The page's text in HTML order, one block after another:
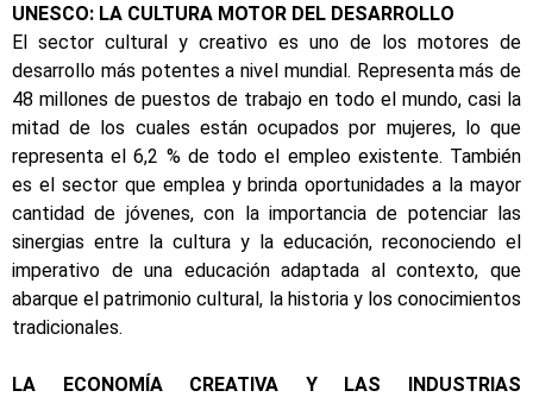
UNESCO: LA CULTURA MOTOR DEL DESARROLLO
El sector cultural y creativo es uno de los motores de
desarrollo más potentes a nivel mundial. Representa más de
48 millones de puestos de trabajo en todo el mundo, casi la
mitad de los cuales están ocupados por mujeres, lo que
representa el 6,2 % de todo el empleo existente. También
es el sector que emplea y brinda oportunidades a la mayor
cantidad de jóvenes, con la importancia de potenciar las
sinergias entre la cultura y la educación, reconociendo el
imperativo de una educación adaptada al contexto, que
abarque el patrimonio cultural, la historia y los conocimientos
tradicionales.
LA ECONOMÍA CREATIVA Y LAS INDUSTRIAS